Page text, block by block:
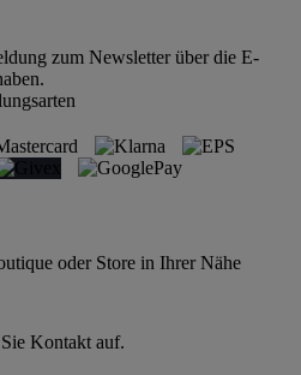
zum Newsletter über die E-
oder Store in Ihrer Nähe
Kontakt auf.